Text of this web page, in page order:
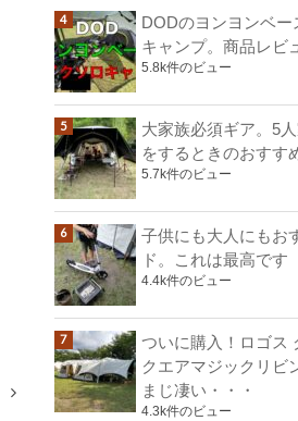
DODのヨンヨンベー
キャンプ。商品レビ
5.8k件のビュー
大家族必須ギア。5
をするときのおすす
5.7k件のビュー
子供にも大人にもお
ド。これは最高です
4.4k件のビュー
ついに購入！ロゴス
クエアマジックリビ
まじ凄い・・・
4.3k件のビュー